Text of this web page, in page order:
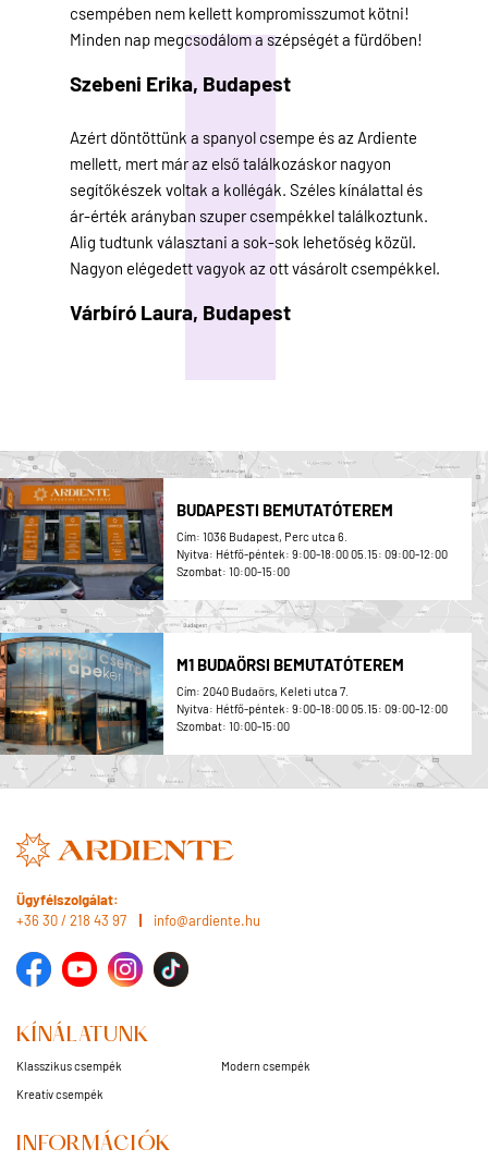
csempében nem kellett kompromisszumot kötni!
Minden nap megcsodálom a szépségét a fürdőben!
Szebeni Erika, Budapest
Azért döntöttünk a spanyol csempe és az Ardiente
mellett, mert már az első találkozáskor nagyon
segítőkészek voltak a kollégák. Széles kínálattal és
ár-érték arányban szuper csempékkel találkoztunk.
Alig tudtunk választani a sok-sok lehetőség közül.
Nagyon elégedett vagyok az ott vásárolt csempékkel.
Várbíró Laura, Budapest
BUDAPESTI BEMUTATÓTEREM
Cím: 1036 Budapest, Perc utca 6.
Nyitva: Hétfő-péntek: 9:00-18:00 05.15: 09:00-12:00
Szombat: 10:00-15:00
M1 BUDAÖRSI BEMUTATÓTEREM
Cím: 2040 Budaörs, Keleti utca 7.
Nyitva: Hétfő-péntek: 9:00-18:00 05.15: 09:00-12:00
Szombat: 10:00-15:00
Ügyfélszolgálat:
+36 30 / 218 43 97
info@ardiente.hu
KÍNÁLATUNK
Klasszikus csempék
Modern csempék
Kreatív csempék
INFORMÁCIÓK